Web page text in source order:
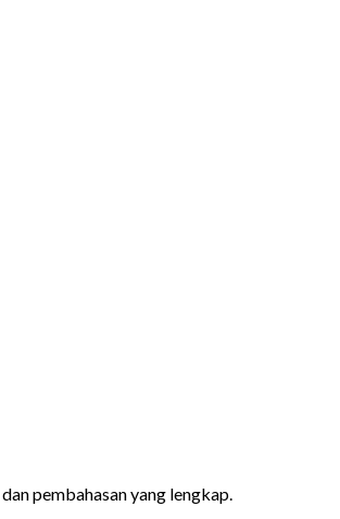
pembahasan yang lengkap.